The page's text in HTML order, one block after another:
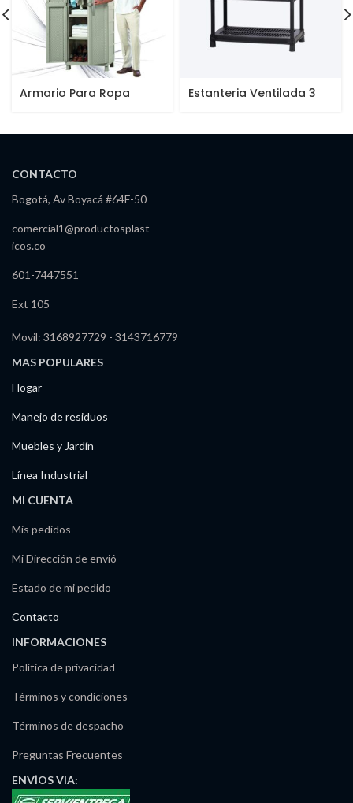
Armario Para Ropa
Estanteria Ventilada 3
CONTACTO
Bogotá, Av Boyacá #64F-50
comercial1@productosplast
icos.co
601-7447551
Ext 105
Movil: 3168927729 - 3143716779
MAS POPULARES
Hogar
Manejo de residuos
Muebles y Jardín
Línea Industrial
MI CUENTA
Mis pedidos
Mi Dirección de envió
Estado de mi pedido
Contacto
INFORMACIONES
Política de privacidad
Términos y condiciones
Términos de despacho
Preguntas Frecuentes
ENVÍOSVIA: